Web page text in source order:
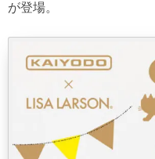
が登場。